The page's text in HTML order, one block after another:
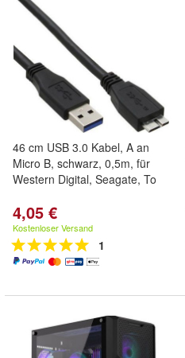
46 cm USB 3.0 Kabel, A an
Micro B, schwarz, 0,5m, für
Western Digital, Seagate, To
4,05 €
Kostenloser Versand
1